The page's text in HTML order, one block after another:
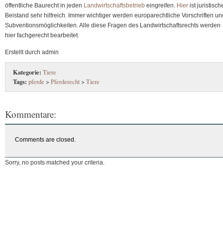
öffentliche Baurecht in jeden Landwirtschaftsbetrieb eingreifen. Hier ist
Beistand sehr hilfreich. Immer wichtiger werden europarechtliche Vorschriften
Subventionsmöglichkeiten. Alle diese Fragen des Landwirtschaftsrechts werden
hier fachgerecht bearbeitet.
Erstellt durch admin
Kategorie: Tiere
Tags: pferde > Pferderecht> Tiere
Kommentare:
Comments are closed.
Sorry, no posts matched your criteria.